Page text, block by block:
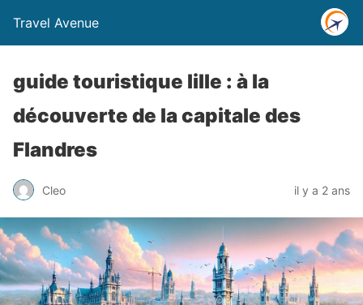
Travel Avenue
guide touristique lille : à la
découverte de la capitale des
Flandres
Cleo il y a 2 ans